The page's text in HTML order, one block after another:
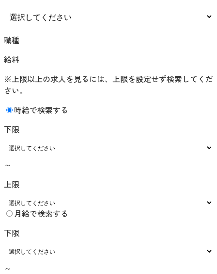
職種
給料
※上限以上の求人を見るには、上限を設定せず検索してくだ
さい。
時給で検索する
下限
～
上限
月給で検索する
下限
～